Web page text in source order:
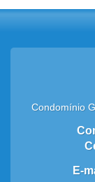
Condomínio
E-